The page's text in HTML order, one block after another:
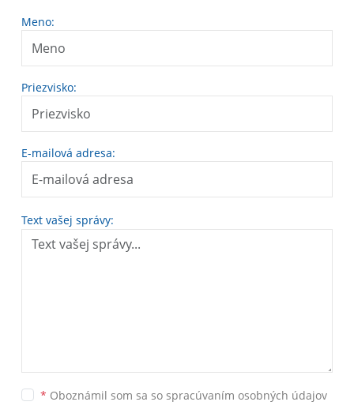
Meno:
Priezvisko:
E-mailová adresa:
Text vašej správy:
* Oboznámil som sa so spracúvaním osobných údajov